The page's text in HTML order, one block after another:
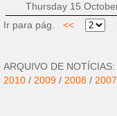
Thursday 15
Ir para pág.
<<
ARQUIVO DE NOTÍCIAS:
2010 / 2009 / 2008 / 2007